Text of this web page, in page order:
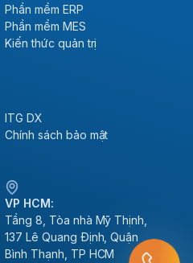
Phần mềm ERP
Phần mềm MES
Kiến thức quản trị
ITG DX
Chính sách bảo mật
VP HCM:
Tầng 8, Tòa nhà Mỹ Thịnh,
137 Lê Quang Định, Quận
Bình Thạnh, TP HCM